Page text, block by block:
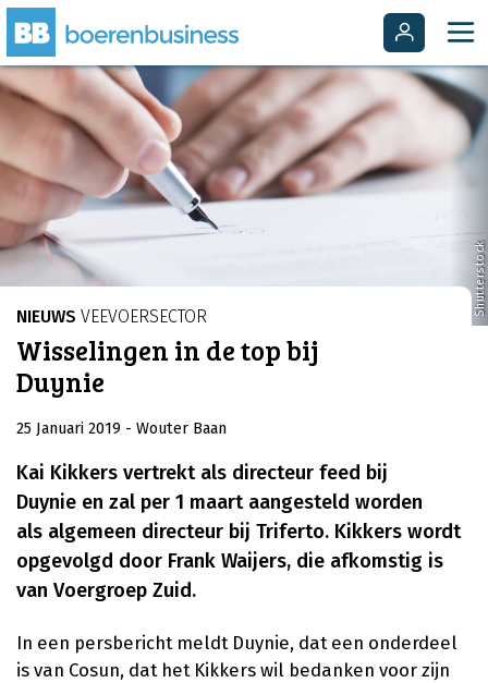
Shutterstock
NIEUWS VEEVOERSECTOR
Wisselingen in de top bij
Duynie
25 Januari 2019 - Wouter Baan
Kai Kikkers vertrekt als directeur feed bij
Duynie en zal per 1 maart aangesteld worden
als algemeen directeur bij Triferto. Kikkers wordt
opgevolgd door Frank Waijers, die afkomstig is
van Voergroep Zuid.
In een persbericht meldt Duynie, dat een onderdeel
is van Cosun, dat het Kikkers wil bedanken voor zijn